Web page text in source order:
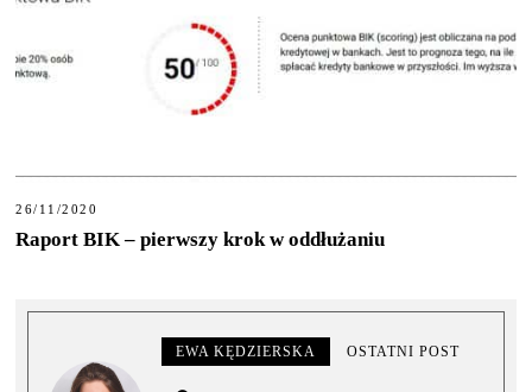
26/11/2020
Raport BIK – pierwszy krok w oddłużaniu
EWA KĘDZIERSKA OSTATNI POST